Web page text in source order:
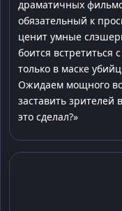
драматичных
обязательный к
ценит умные
боится встретиться
только в маске
Ожидаем мощного
заставить зрителей
это сделал?»